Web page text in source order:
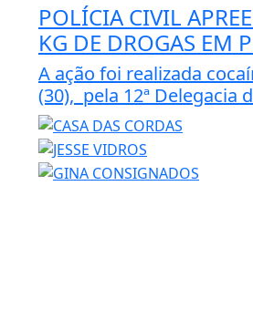
POLÍCIA CIVIL
KG DE DROGAS EM
A ação foi realizada
(30), pela 12ª Delegacia